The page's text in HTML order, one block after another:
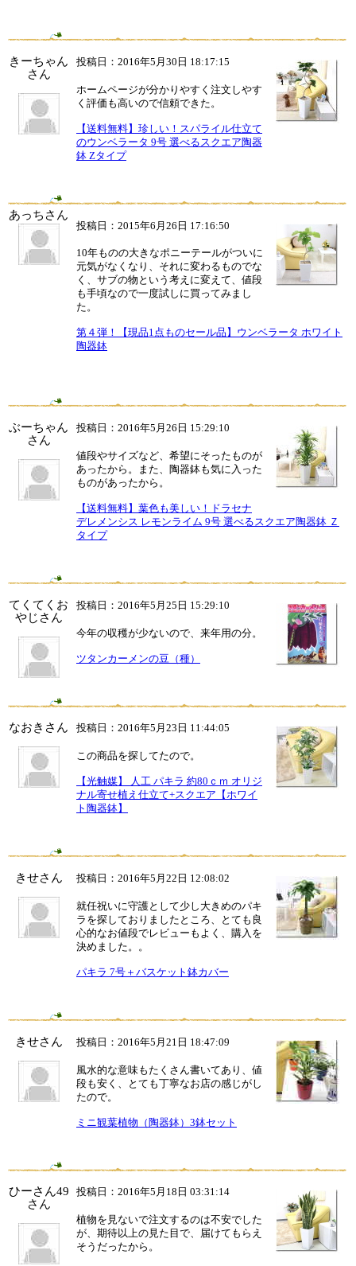
きーちゃん
さん
投稿日：2016年5月30日 18:17:15
ホームページが分かりやすく注文しやす
く評価も高いので信頼できた。
【送料無料】珍しい！スパライル仕立て
のウンベラータ 9号 選べるスクエア陶器
鉢 Zタイプ
あっちさん
投稿日：2015年6月26日 17:16:50
10年ものの大きなポニーテールがついに
元気がなくなり、それに変わるものでな
く、サブの物という考えに変えて、値段
も手頃なので一度試しに買ってみまし
た。
第４弾！【現品1点ものセール品】ウンベラータ ホワイト
陶器鉢
ぶーちゃん
さん
投稿日：2016年5月26日 15:29:10
値段やサイズなど、希望にそったものが
あったから。また、陶器鉢も気に入った
ものがあったから。
【送料無料】葉色も美しい！ドラセナ
デレメンシス レモンライム 9号 選べるスクエア陶器鉢 Ｚ
タイプ
てくてくお
やじさん
投稿日：2016年5月25日 15:29:10
今年の収穫が少ないので、来年用の分。
ツタンカーメンの豆（種）
なおきさん 投稿日：2016年5月23日 11:44:05
この商品を探してたので。
【光触媒】 人工 パキラ 約80ｃｍ オリジ
ナル寄せ植え仕立て+スクエア【ホワイ
ト陶器鉢】
きせさん 投稿日：2016年5月22日 12:08:02
就任祝いに守護として少し大きめのパキ
ラを探しておりましたところ、とても良
心的なお値段でレビューもよく、購入を
決めました。。
パキラ 7号＋バスケット鉢カバー
きせさん 投稿日：2016年5月21日 18:47:09
風水的な意味もたくさん書いてあり、値
段も安く、とても丁寧なお店の感じがし
たので。
ミニ観葉植物（陶器鉢）3鉢セット
ひーさん49
さん
投稿日：2016年5月18日 03:31:14
植物を見ないで注文するのは不安でした
が、期待以上の見た目で、届けてもらえ
そうだったから。